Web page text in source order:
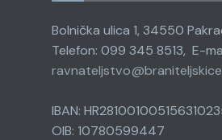
Bolnička ulica 1, 34550
Telefon: 099 345 8513, E-
ravnateljstvo@
IBAN:
OIB: 10780599447